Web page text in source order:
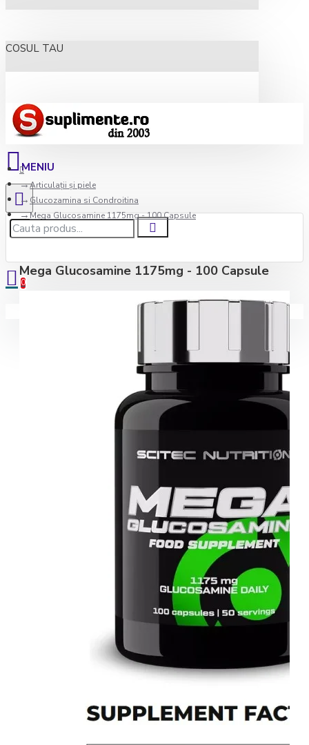
COSUL TAU
0
Articulații și piele
Glucozamina si Condroitina
Mega Glucosamine 1175mg - 100 Capsule
Mega Glucosamine 1175mg - 100 Capsule